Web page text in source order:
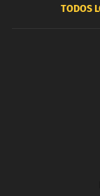
TODOS